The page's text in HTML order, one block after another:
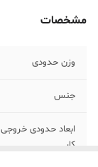
مشخصات
وزن حدودی
جنس
ابعاد حدودی خروجی
کار